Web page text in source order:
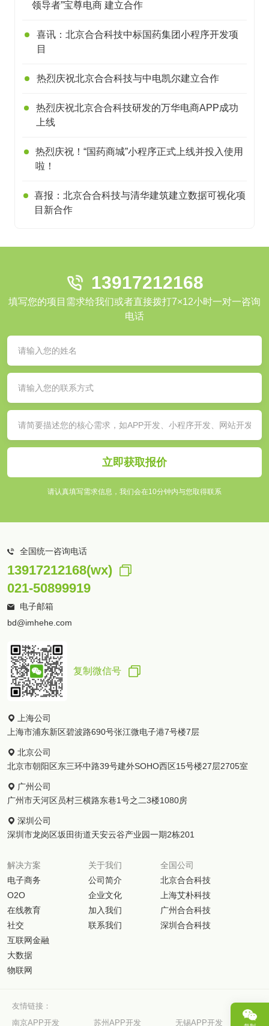
领导者”宝尊电商 建立合作
喜讯：北京合合科技中标国药集团小程序开发项
目
热烈庆祝北京合合科技与中电凯尔建立合作
热烈庆祝北京合合科技研发的万华电商APP成功
上线
热烈庆祝！“国药商城”小程序正式上线并投入使用
啦！
喜报：北京合合科技与清华建筑建立数据可视化项
目新合作
填写您的项目需求给我们或者直接拨打7×12小时一对一咨询
电话
13917212168
立即获取报价
请认真填写需求信息，我们会在10分钟内与您取得联系
全国统一咨询电话
13917212168(wx)
021-50899919
电子邮箱
bd@imhehe.com
复制微信号
上海公司
上海市浦东新区碧波路690号张江微电子港7号楼7层
北京公司
北京市朝阳区东三环中路39号建外SOHO西区15号楼27层2705室
广州公司
广州市天河区员村三横路东巷1号之二3楼1080房
深圳公司
深圳市龙岗区坂田街道天安云谷产业园一期2栋201
解决方案
电子商务
O2O
在线教育
社交
互联网金融
大数据
物联网
关于我们
公司简介
企业文化
加入我们
联系我们
全国公司
北京合合科技
上海艾朴科技
广州合合科技
深圳合合科技
友情链接：
南京APP开发
苏州APP开发 无锡APP开发